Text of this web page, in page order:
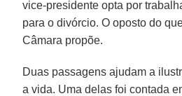
vice-presidente opta por
para o divórcio. O oposto do
Câmara propõe.
Duas passagens ajudam a
a vida. Uma delas foi contada